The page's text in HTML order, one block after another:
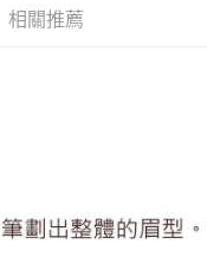
相關推薦